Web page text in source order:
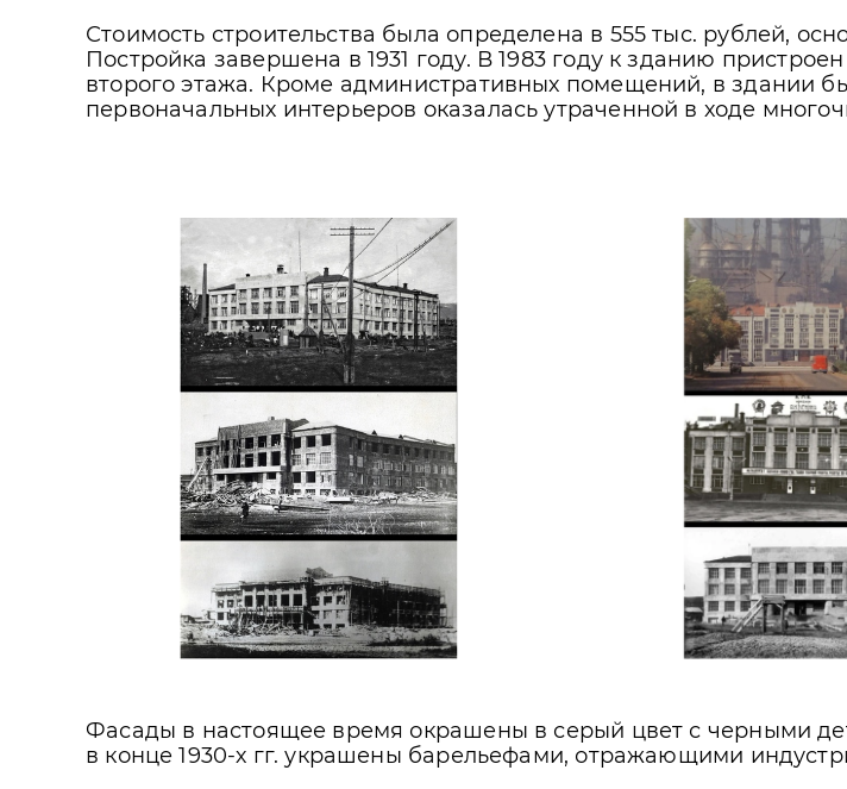
Стоимость строительства была определена в 555 тыс. рублей,
Постройка завершена в 1931 году. В 1983 году к зданию
второго этажа. Кроме административных помещений, в здании
первоначальных интерьеров оказалась утраченной в ходе
Фасады в настоящее время окрашены в серый цвет с черными
в конце 1930-х гг. украшены барельефами, отражающими